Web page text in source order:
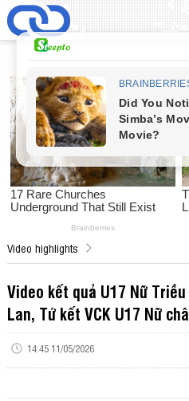
Video highlights
Video kết quả U17 Nữ
Lan, Tứ kết VCK U17 Nữ
14:45 11/05/2026